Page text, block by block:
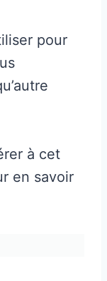
pour
à cet
en savoir